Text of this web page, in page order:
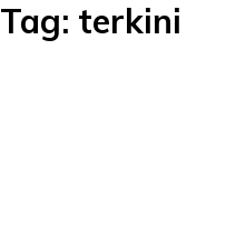
Tag: terkini